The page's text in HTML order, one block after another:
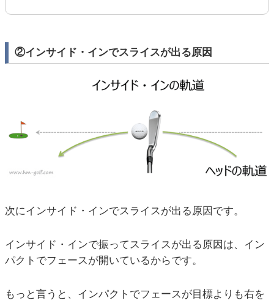
②インサイド・インでスライスが出る原因
次にインサイド・インでスライスが出る原因です。
インサイド・インで振ってスライスが出る原因は、イン
パクトでフェースが開いているからです。
もっと言うと、インパクトでフェースが目標よりも右を